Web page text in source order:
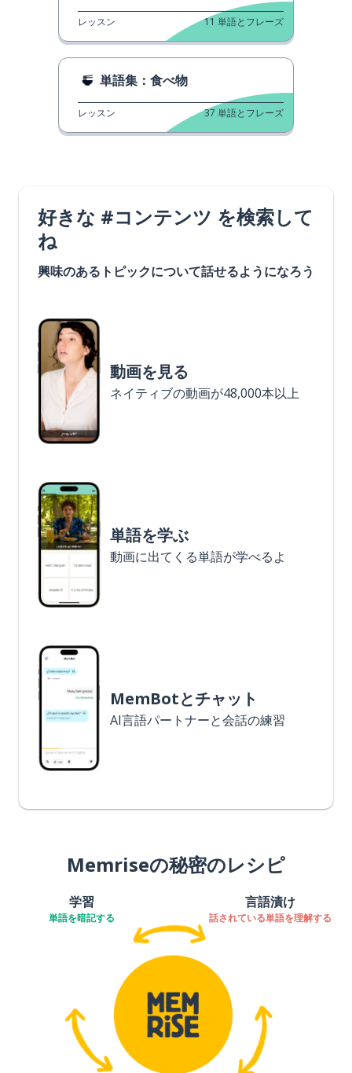
レッスン 11 単語とフレーズ
単語集：食べ物
レッスン 37 単語とフレーズ
好きな #コンテンツ を検索して
ね
興味のあるトピックについて話せるようになろう
動画を見る
ネイティブの動画が48,000本以上
単語を学ぶ
動画に出てくる単語が学べるよ
MemBotとチャット
AI言語パートナーと会話の練習
Memriseの秘密のレシピ
学習
単語を暗記する
言語漬け
話されている単語を理解する